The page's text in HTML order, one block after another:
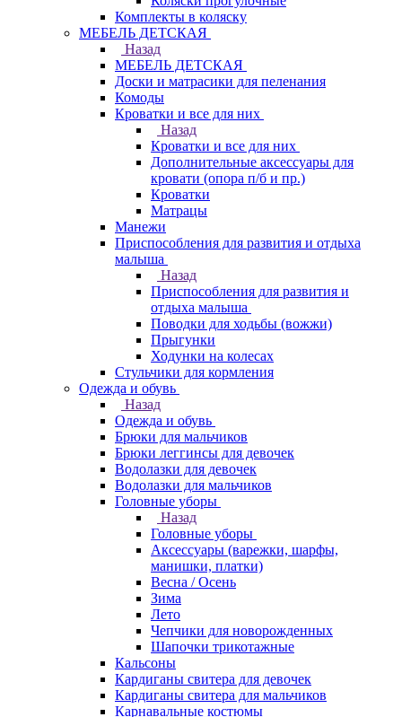
Комплекты в коляску
МЕБЕЛЬ ДЕТСКАЯ
Назад
МЕБЕЛЬ ДЕТСКАЯ
Доски и матрасики для пеленания
Комоды
Кроватки и все для них
Назад
Кроватки и все для них
Дополнительные аксессуары для
кровати (опора п/б и пр.)
Кроватки
Матрацы
Манежи
Приспособления для развития и отдыха
малыша
Назад
Приспособления для развития и
отдыха малыша
Поводки для ходьбы (вожжи)
Прыгунки
Ходунки на колесах
Стульчики для кормления
Одежда и обувь
Назад
Одежда и обувь
Брюки для мальчиков
Брюки леггинсы для девочек
Водолазки для девочек
Водолазки для мальчиков
Головные уборы
Назад
Головные уборы
Аксессуары (варежки, шарфы,
манишки, платки)
Весна / Осень
Зима
Лето
Чепчики для новорожденных
Шапочки трикотажные
Кальсоны
Кардиганы свитера для девочек
Кардиганы свитера для мальчиков
Карнавальные костюмы